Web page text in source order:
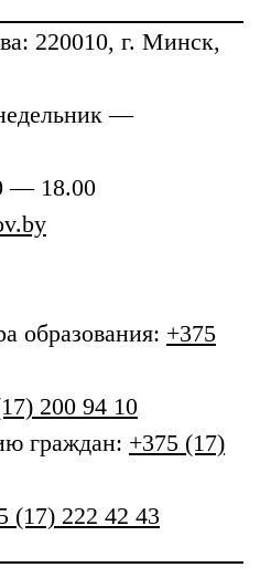
: 220010, г. Минск,
—
— 18.00
образования: +375
200 94 10
граждан: +375 (17)
(17) 222 42 43